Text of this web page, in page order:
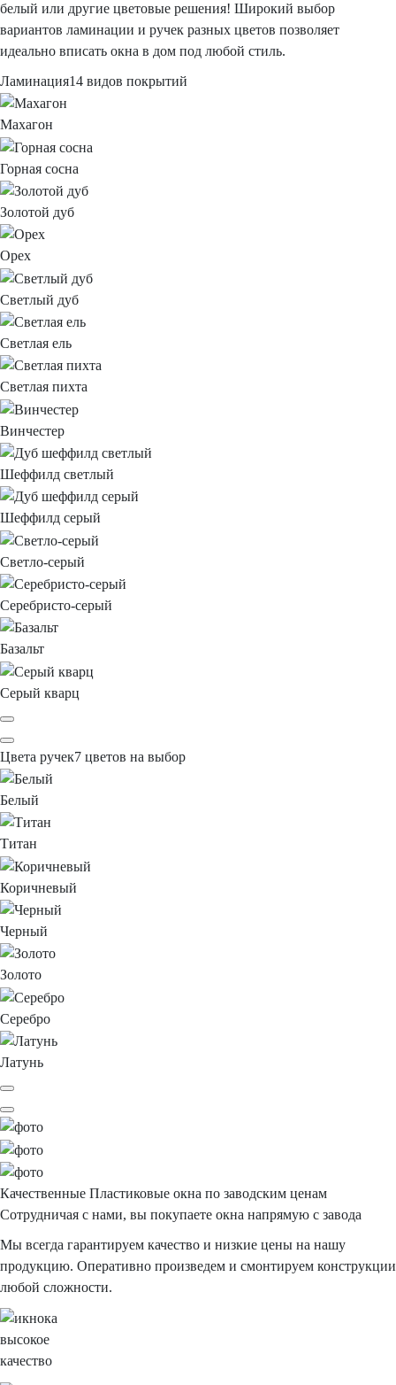
белый или другие цветовые решения! Широкий выбор
вариантов ламинации и ручек разных цветов позволяет
идеально вписать окна в дом под любой стиль.
Ламинация14 видов покрытий
Махагон
Горная сосна
Золотой дуб
Орех
Светлый дуб
Светлая ель
Светлая пихта
Винчестер
Шеффилд светлый
Шеффилд серый
Светло-серый
Серебристо-серый
Базальт
Серый кварц
Цвета ручек7 цветов на выбор
Белый
Титан
Коричневый
Черный
Золото
Серебро
Латунь
Качественные Пластиковые окна по заводским ценам
Сотрудничая с нами, вы покупаете окна напрямую с завода
Мы всегда гарантируем качество и низкие цены на нашу
продукцию. Оперативно произведем и смонтируем конструкции
любой сложности.
высокое
качество